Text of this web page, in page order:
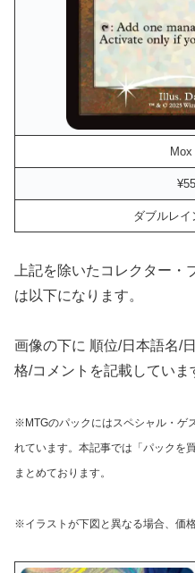
ダブルレイ
上記を除いたコレクター
は以下になります。
画像の下に 順位/日本語名/
格/コメントを記載していま
※MTGのパックにはスペシャル・ゲ
れています。本記事では「パックを
まとめております。
※イラストが下図と異なる場合、価